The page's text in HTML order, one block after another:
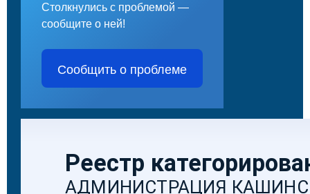
Столкнулись с проблемой —
сообщите о ней!
Сообщить о проблеме